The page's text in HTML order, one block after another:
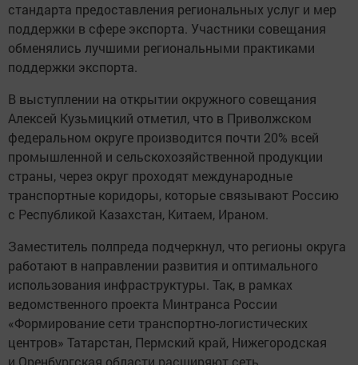
стандарта предоставления региональных услуг и мер
поддержки в сфере экспорта. Участники совещания
обменялись лучшими региональными практиками
поддержки экспорта.
В выступлении на открытии окружного совещания
Алексей Кузьмицкий отметил, что в Приволжском
федеральном округе производится почти 20% всей
промышленной и сельскохозяйственной продукции
страны, через округ проходят международные
транспортные коридоры, которые связывают Россию
с Республикой Казахстан, Китаем, Ираном.
Заместитель полпреда подчеркнул, что регионы округа
работают в направлении развития и оптимального
использования инфраструктуры. Так, в рамках
ведомственного проекта Минтранса России
«Формирование сети транспортно-логистических
центров» Татарстан, Пермский край, Нижегородская